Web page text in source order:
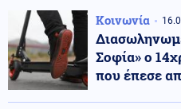
Κοινωνία
Σοφία» ο
που έπεσε